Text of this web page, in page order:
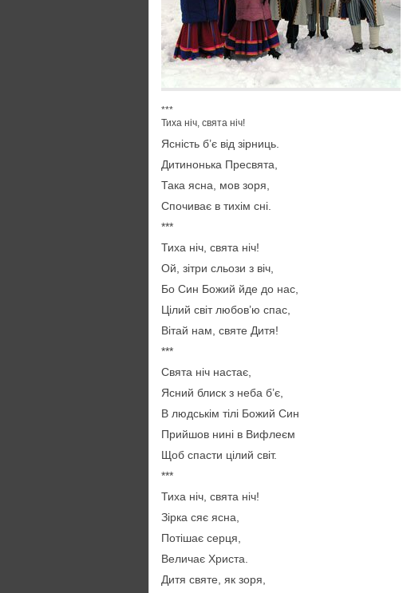
***
Тиха ніч, свята ніч!
Ясність б’є від зірниць.
Дитинонька Пресвята,
Така ясна, мов зоря,
Спочиває в тихім сні.
***
Тиха ніч, свята ніч!
Ой, зітри сльози з віч,
Бо Син Божий йде до нас,
Цілий світ любов’ю спас,
Вітай нам, святе Дитя!
***
Свята ніч настає,
Ясний блиск з неба б’є,
В людськім тілі Божий Син
Прийшов нині в Вифлеєм
Щоб спасти цілий світ.
***
Тиха ніч, свята ніч!
Зірка сяє ясна,
Потішає серця,
Величає Христа.
Дитя святе, як зоря,